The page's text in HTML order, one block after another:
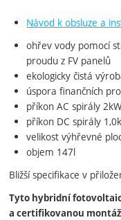
Návod k obsluze a
ohřev vody pomocí
proudu z FV panelů
ekologicky čistá
úspora finančních
příkon AC spirály
příkon DC spirály
velikost výhřevné
objem 147l
Bližší specifikace v
Tyto hybridní
a certifikovanou